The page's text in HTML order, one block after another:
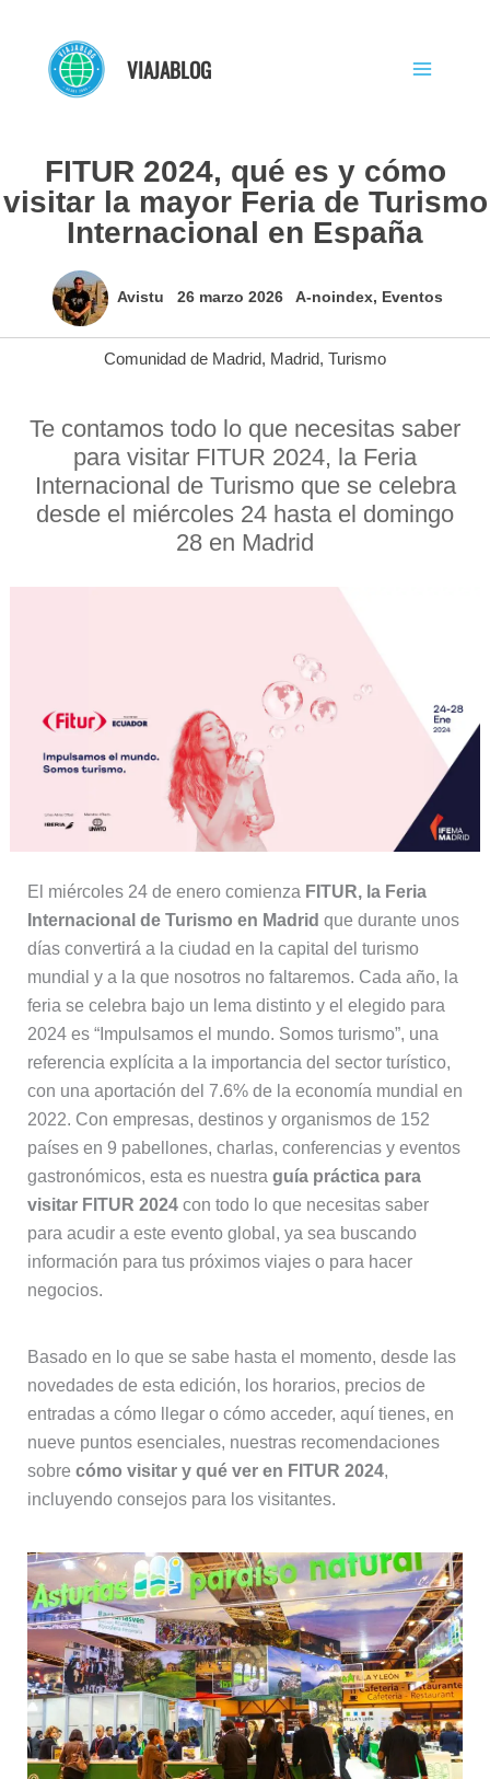
contenido
VIAJABLOG
FITUR 2024, qué es y cómo
visitar la mayor Feria de Turismo
Internacional en España
Avistu 26 marzo 2026 A-noindex, Eventos
Comunidad de Madrid, Madrid, Turismo
Te contamos todo lo que necesitas saber
para visitar FITUR 2024, la Feria
Internacional de Turismo que se celebra
desde el miércoles 24 hasta el domingo
28 en Madrid
El miércoles 24 de enero comienza FITUR, la Feria
Internacional de Turismo en Madrid que durante unos
días convertirá a la ciudad en la capital del turismo
mundial y a la que nosotros no faltaremos. Cada año, la
feria se celebra bajo un lema distinto y el elegido para
2024 es “Impulsamos el mundo. Somos turismo”, una
referencia explícita a la importancia del sector turístico,
con una aportación del 7.6% de la economía mundial en
2022. Con empresas, destinos y organismos de 152
países en 9 pabellones, charlas, conferencias y eventos
gastronómicos, esta es nuestra guía práctica para
visitar FITUR 2024con todo lo que necesitas saber
para acudir a este evento global, ya sea buscando
información para tus próximos viajes o para hacer
negocios.
Basado en lo que se sabe hasta el momento, desde las
novedades de esta edición, los horarios, precios de
entradas a cómo llegar o cómo acceder, aquí tienes, en
nueve puntos esenciales, nuestras recomendaciones
sobre cómo visitar y qué ver en FITUR 2024,
incluyendo consejos para los visitantes.